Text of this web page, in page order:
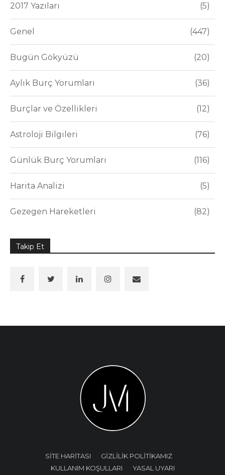
2017 Yazıları 5
Genel 447
Bugün Gökyüzü 20
Aylık Burç Yorumları 36
Burçlar ve Özellikleri 12
Astroloji Bilgileri 76
Günlük Burç Yorumları 116
Harita Analizi 5
Gezegen Hareketleri 82
Takip Et
SİTE HARİTASI
GİZLİLİK POLİTİKAMIZ
KULLANIM KOŞULLARI
YASAL UYARI